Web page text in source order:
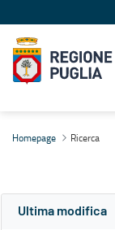
Homepage Ricerca
Ultima modifica